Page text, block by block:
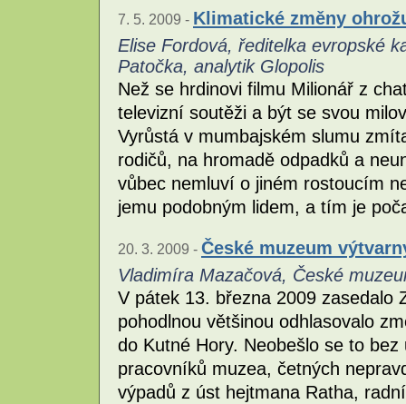
7. 5. 2009 - Klimatické změny
Elise Fordová, ředitelka evropské
Patočka, analytik Glopolis
Než se hrdinovi filmu Milionář z
televizní soutěži a být se svou
Vyrůstá v mumbajském slumu
rodičů, na hromadě odpadků a
vůbec nemluví o jiném rostoucím
jemu podobným lidem, a tím je
20. 3. 2009 - České muzeum
Vladimíra Mazačová, České
V pátek 13. března 2009 zasedalo
pohodlnou většinou odhlasovalo
do Kutné Hory. Neobešlo se to
pracovníků muzea, četných
výpadů z úst hejtmana Ratha,